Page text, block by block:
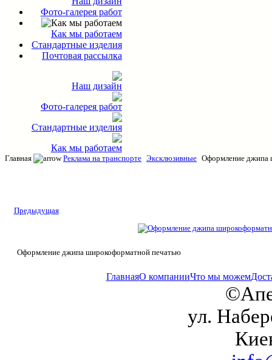
Фото-галерея работ
Как мы работаем
Стандартные изделия
Почтовая рассылка
Наш дизайн
Фото-галерея работ
Стандартные изделия
Как мы работаем
Главная Реклама на транспорте Эксклюзивные Оформление джипа
Предыдущая
Оформление джипа широкоформатной печатью
ГлавнаяО компанииЧто мы можем
ул.